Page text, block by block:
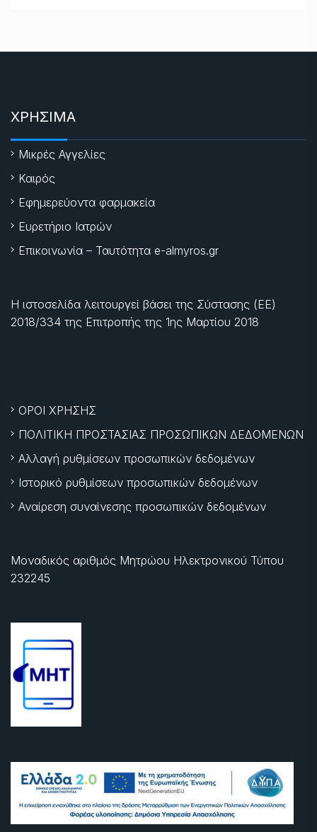
ΧΡΗΣΙΜΑ
Μικρές Αγγελίες
Καιρός
Εφημερεύοντα φαρμακεία
Ευρετήριο Ιατρών
Επικοινωνία – Ταυτότητα e-almyros.gr
Η ιστοσελίδα λειτουργεί βάσει της Σύστασης (ΕΕ)
2018/334 της Επιτροπής της 1ης Μαρτίου 2018
ΟΡΟΙ ΧΡΗΣΗΣ
ΠΟΛΙΤΙΚΗ ΠΡΟΣΤΑΣΙΑΣ ΠΡΟΣΩΠΙΚΩΝ ΔΕΔΟΜΕΝΩΝ
Αλλαγή ρυθμίσεων προσωπικών δεδομένων
Ιστορικό ρυθμίσεων προσωπικών δεδομένων
Αναίρεση συναίνεσης προσωπικών δεδομένων
Μοναδικός αριθμός Μητρώου Ηλεκτρονικού Τύπου
232245